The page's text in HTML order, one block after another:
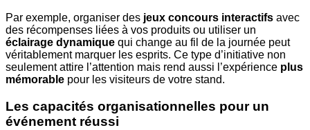
Par exemple, organiser des jeux concours interactifs avec
des récompenses liées à vos produits ou utiliser un
éclairage dynamique qui change au fil de la journée peut
véritablement marquer les esprits. Ce type d’initiative non
seulement attire l’attention mais rend aussi l’expérience plus
mémorable pour les visiteurs de votre stand.
Les capacités organisationnelles pour un
événement réussi